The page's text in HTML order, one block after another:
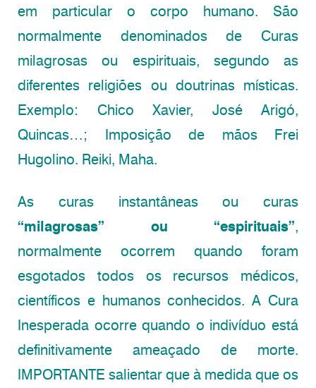
em particular o corpo humano. São
normalmente denominados de Curas
milagrosas ou espirituais, segundo as
diferentes religiões ou doutrinas místicas.
Exemplo: Chico Xavier, José Arigó,
Quincas…; Imposição de mãos Frei
Hugolino. Reiki, Maha.
As curas instantâneas ou curas
“milagrosas” ou “espirituais”,
normalmente ocorrem quando foram
esgotados todos os recursos médicos,
científicos e humanos conhecidos. A Cura
Inesperada ocorre quando o indivíduo está
definitivamente ameaçado de morte.
IMPORTANTE salientar que à medida que os